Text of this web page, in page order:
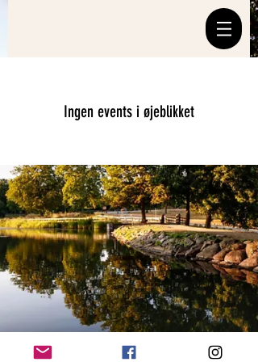
Ingen events i øjeblikket